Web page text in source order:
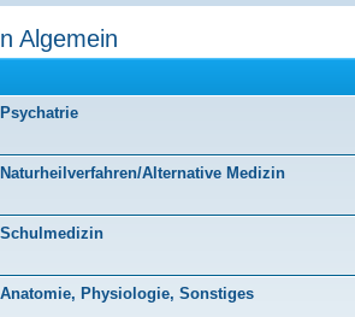
Algemein
Psychatrie
Naturheilverfahren/Alternative Medizin
Schulmedizin
Anatomie, Physiologie, Sonstiges